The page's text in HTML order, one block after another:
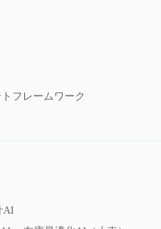
フレームワーク
AI